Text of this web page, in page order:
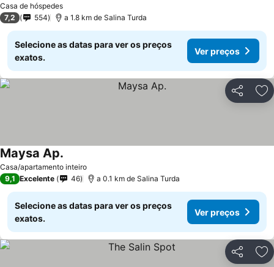
Casa de hóspedes
7,2 554 a 1.8 km de Salina Turda
Selecione as datas para ver os preços
exatos.
Ver preços
Partilhar
Casa/apartamento inteiro
Maysa Ap.
9,1 Excelente 46 a 0.1 km de Salina Turda
Selecione as datas para ver os preços
exatos.
Ver preços
Partilhar